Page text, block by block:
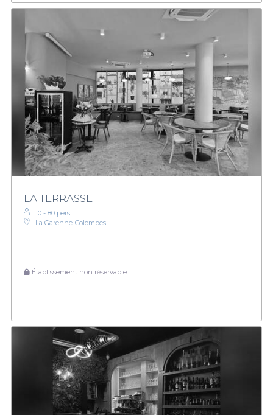
LA TERRASSE
10 - 80 pers.
La Garenne-Colombes
Établissement non réservable